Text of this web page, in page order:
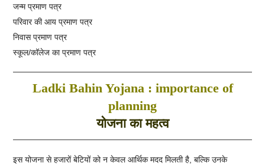
जन्म प्रमाण पत्र
परिवार की आय प्रमाण पत्र
निवास प्रमाण पत्र
स्कूल/कॉलेज का प्रमाण पत्र
Ladki Bahin Yojana : importance of
planning
योजना का महत्व
इस योजना से हजारों बेटियों को न केवल आर्थिक मदद मिलती है, बल्कि उनके